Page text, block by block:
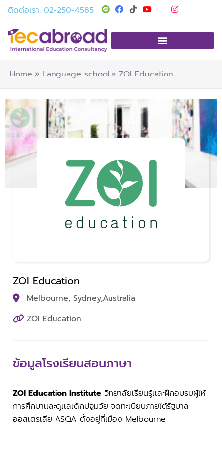
Skip
content
ติดต่อเรา: 02-250-4585 T
i
t
k
Y
o
t
b
I
n
t
g
Home Language school ZOI Education
ZOI Education
Melbourne, Sydney,Australia
ZOI Education
ข้อมูลโรงเรียนสอนภาษา
ZOI Education Institute วิทยาลัยเรียนรู้เเละฝึกอบรมผู้ให้
การศึกษาเเละดูเเลเด็กปฐมวัย จดทะเบียนภายใต้รัฐบาล
ออสเตรเลีย ASQA ตั้งอยู่ที่เมือง Melbourne